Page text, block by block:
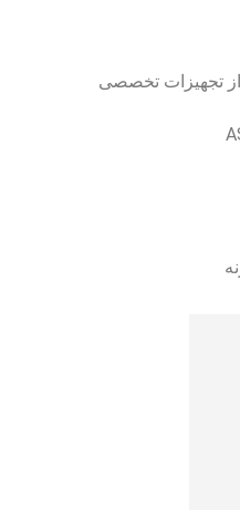
برای انجام آزمون ASTM D86 از تجهیزات تخصصی